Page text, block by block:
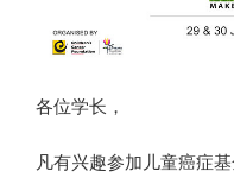
各位学长，
凡有兴趣参加儿童癌症